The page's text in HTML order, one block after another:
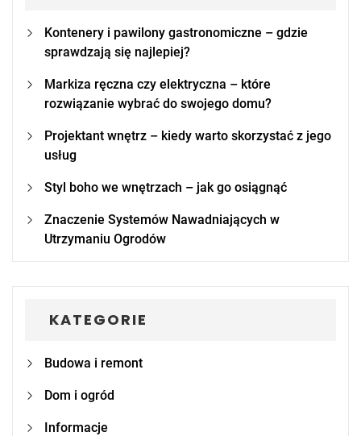
Kontenery i pawilony gastronomiczne – gdzie
sprawdzają się najlepiej?
Markiza ręczna czy elektryczna – które
rozwiązanie wybrać do swojego domu?
Projektant wnętrz – kiedy warto skorzystać z jego
usług
Styl boho we wnętrzach – jak go osiągnąć
Znaczenie Systemów Nawadniających w
Utrzymaniu Ogrodów
KATEGORIE
Budowa i remont
Dom i ogród
Informacje